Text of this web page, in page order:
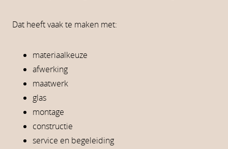
Dat heeft vaak te maken met:
materiaalkeuze
afwerking
maatwerk
glas
montage
constructie
service en begeleiding